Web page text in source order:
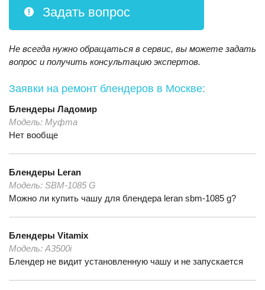
Задать вопрос
Не всегда нужно обращаться в сервис, вы можете задать
вопрос и получить консультацию экспертов.
Заявки на ремонт блендеров в Москве:
Блендеры Ладомир
Модель: Муфта
Нет вообще
Блендеры Leran
Модель: SBM-1085 G
Можно ли купить чашу для блендера leran sbm-1085 g?
Блендеры Vitamix
Модель: A3500i
Блендер не видит установленную чашу и не запускается